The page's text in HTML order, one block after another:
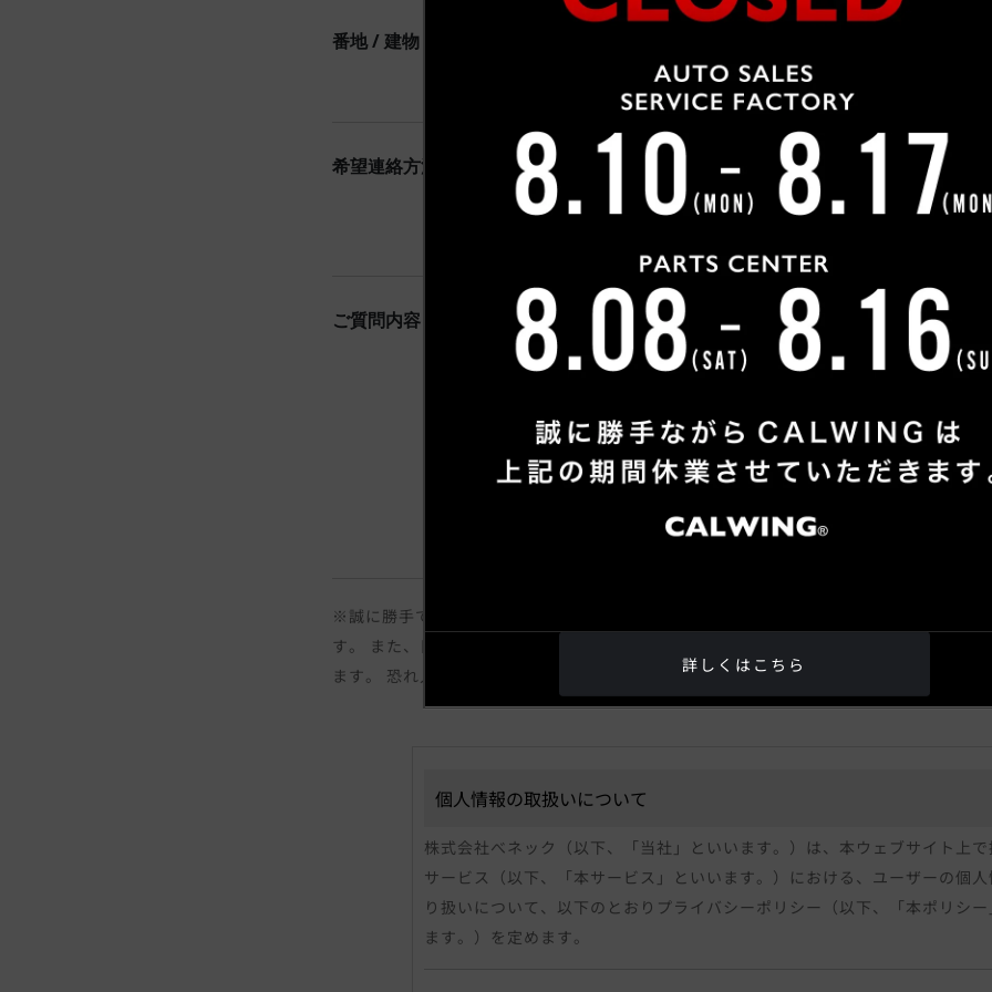
番地 / 建物 / 会社名
例) 松郷342-6
希望連絡方法 必須
メール
ご質問内容
※誠に勝手ではございますが、18時以降に頂いたお問い合わせに関しましては、翌日の
す。 また、日曜日の17時以降及び月曜日に頂いたお問い合わせに関しましては翌火曜
ます。 恐れ入りますが、予めご了承くださいませ。
個人情報の取扱いについて
株式会社べネック（以下、「当社」といいます。）は、本ウェブサイト上で
サービス（以下、「本サービス」といいます。）における、ユーザーの個人
り扱いについて、以下のとおりプライバシーポリシー（以下、「本ポリシ
ます。）を定めます。
詳しくはこちら